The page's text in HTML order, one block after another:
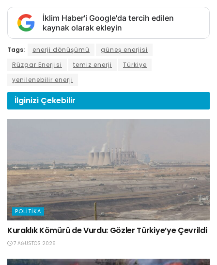
İklim Haber'i Google'da tercih edilen
kaynak olarak ekleyin
Tags: enerji dönüşümü
güneş enerjisi
Rüzgar Enerjisi
temiz enerji
Türkiye
yenilenebilir enerji
İlginizi Çekebilir
POLITIKA
Kuraklık Kömürü de Vurdu: Gözler Türkiye’ye Çevrildi
7 AĞUSTOS 2026